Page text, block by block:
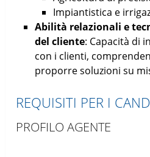
Impiantistica e
Abilità relazionali e
del cliente: Capacità di
con i clienti,
proporre soluzioni su
REQUISITI PER I
PROFILO AGENTE